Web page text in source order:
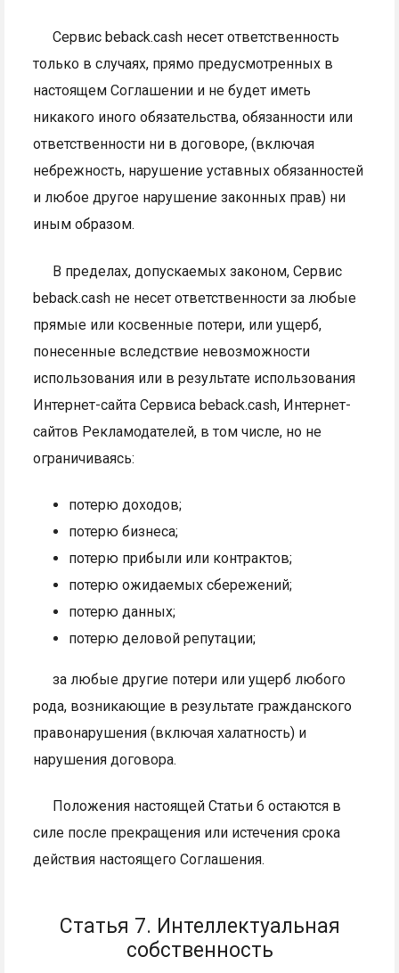
Сервис beback.cash несет ответственность
только в случаях, прямо предусмотренных в
настоящем Соглашении и не будет иметь
никакого иного обязательства, обязанности или
ответственности ни в договоре, (включая
небрежность, нарушение уставных обязанностей
и любое другое нарушение законных прав) ни
иным образом.
В пределах, допускаемых законом, Сервис
beback.cash не несет ответственности за любые
прямые или косвенные потери, или ущерб,
понесенные вследствие невозможности
использования или в результате использования
Интернет-сайта Сервиса beback.cash, Интернет-
сайтов Рекламодателей, в том числе, но не
ограничиваясь:
потерю доходов;
потерю бизнеса;
потерю прибыли или контрактов;
потерю ожидаемых сбережений;
потерю данных;
потерю деловой репутации;
за любые другие потери или ущерб любого
рода, возникающие в результате гражданского
правонарушения (включая халатность) и
нарушения договора.
Положения настоящей Статьи 6 остаются в
силе после прекращения или истечения срока
действия настоящего Соглашения.
Статья 7. Интеллектуальная
собственность